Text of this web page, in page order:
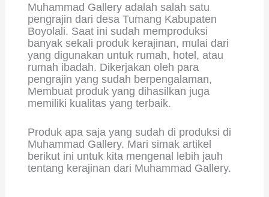
Muhammad Gallery adalah salah satu
pengrajin dari desa Tumang Kabupaten
Boyolali. Saat ini sudah memproduksi
banyak sekali produk kerajinan, mulai dari
yang digunakan untuk rumah, hotel, atau
rumah ibadah. Dikerjakan oleh para
pengrajin yang sudah berpengalaman,
Membuat produk yang dihasilkan juga
memiliki kualitas yang terbaik.
Produk apa saja yang sudah di produksi di
Muhammad Gallery. Mari simak artikel
berikut ini untuk kita mengenal lebih jauh
tentang kerajinan dari Muhammad Gallery.